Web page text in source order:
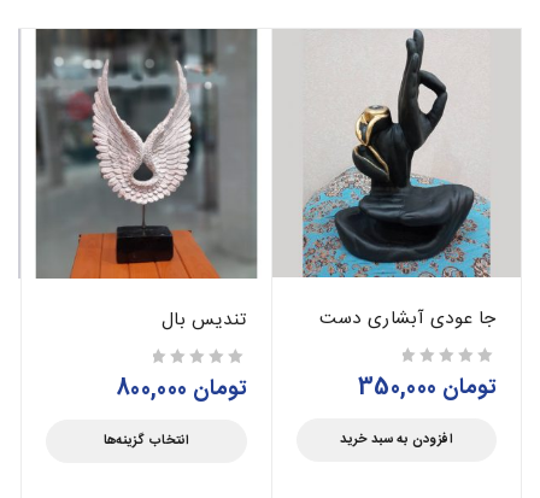
جا عودی آبشاری دست
تومان
افزودن به سبد خرید
تندیس بال
تومان
انتخاب گزینه‌ها